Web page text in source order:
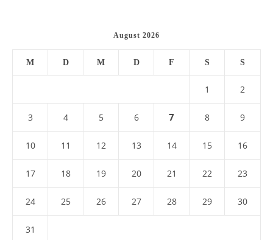
August 2026
M D M D F S S
1 2
3 4 5 6 7 8 9
10 11 12 13 14 15 16
17 18 19 20 21 22 23
24 25 26 27 28 29 30
31